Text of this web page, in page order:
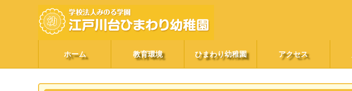
ホーム 教育環境 ひまわり幼稚園 アクセス